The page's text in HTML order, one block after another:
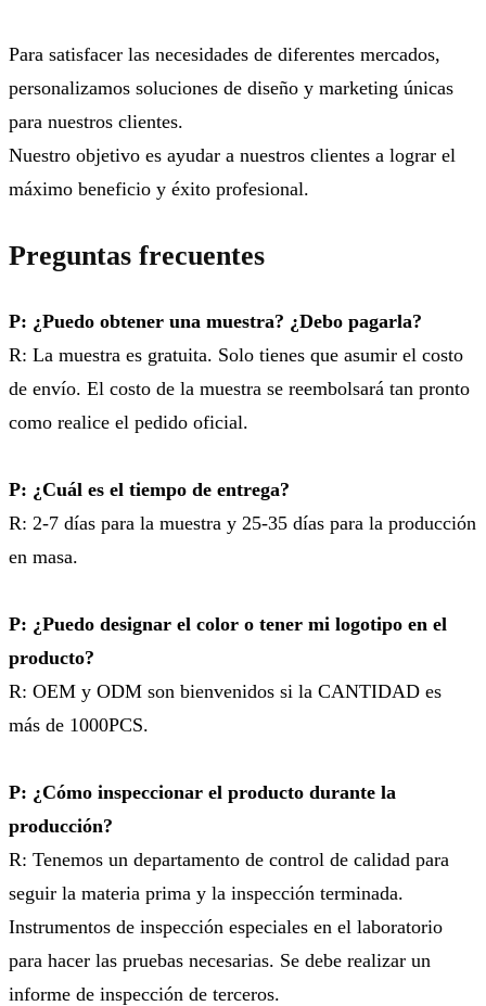
Para satisfacer las necesidades de diferentes mercados,
personalizamos soluciones de diseño y marketing únicas
para nuestros clientes.
Nuestro objetivo es ayudar a nuestros clientes a lograr el
máximo beneficio y éxito profesional.
Preguntas frecuentes
P: ¿Puedo obtener una muestra? ¿Debo pagarla?
R: La muestra es gratuita. Solo tienes que asumir el costo
de envío. El costo de la muestra se reembolsará tan pronto
como realice el pedido oficial.
P: ¿Cuál es el tiempo de entrega?
R: 2-7 días para la muestra y 25-35 días para la producción
en masa.
P: ¿Puedo designar el color o tener mi logotipo en el
producto?
R: OEM y ODM son bienvenidos si la CANTIDAD es
más de 1000PCS.
P: ¿Cómo inspeccionar el producto durante la
producción?
R: Tenemos un departamento de control de calidad para
seguir la materia prima y la inspección terminada.
Instrumentos de inspección especiales en el laboratorio
para hacer las pruebas necesarias. Se debe realizar un
informe de inspección de terceros.